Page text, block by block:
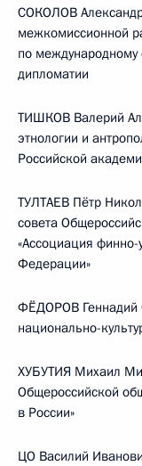
СОКОЛОВ
межкомиссионной
по международному
дипломатии
ТИШКОВ Валерий
этнологии и
Российской
ТУЛТАЕВ Пётр
совета
«Ассоциация финно-
Федерации»
ФЁДОРОВ Геннадий
национально-
ХУБУТИЯ Михаил
Общероссийской
в России»
ЦО Василий